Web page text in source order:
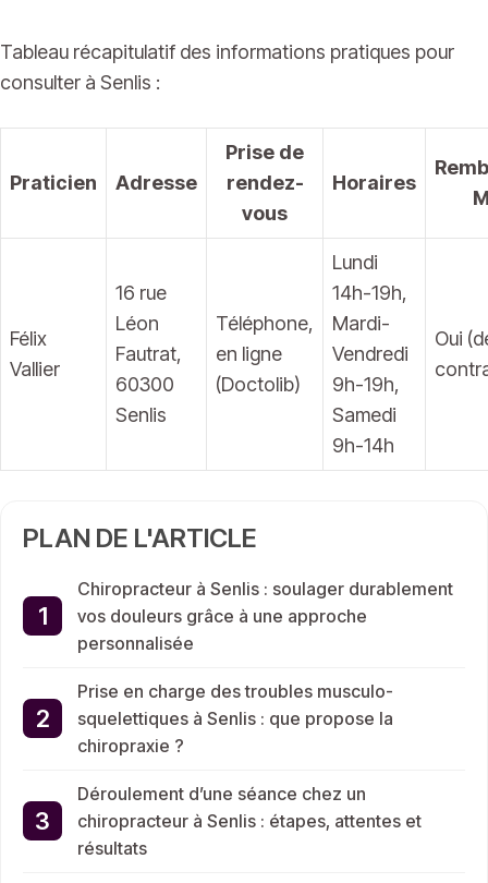
Tableau récapitulatif des informations pratiques pour
consulter à Senlis :
Praticien Adresse
Prise de
rendez-
vous
Horaires
Félix
Vallier
16 rue
Léon
Fautrat,
60300
Senlis
Téléphone,
en ligne
(Doctolib)
Lundi
14h-19h,
Mardi-
Vendredi
9h-19h,
Samedi
9h-14h
Oui
PLAN DE L'ARTICLE
Chiropracteur à Senlis : soulager durablement
vos douleurs grâce à une approche
personnalisée
Prise en charge des troubles musculo-
squelettiques à Senlis : que propose la
chiropraxie ?
Déroulement d’une séance chez un
chiropracteur à Senlis : étapes, attentes et
résultats